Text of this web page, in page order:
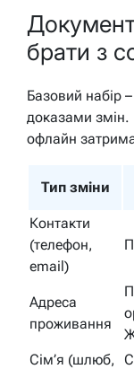
брати з
Базовий набір
доказами змін.
офлайн
Тип зміни
Контакти
(телефон,
email)
Адреса
проживання
Сім’я (шлюб,